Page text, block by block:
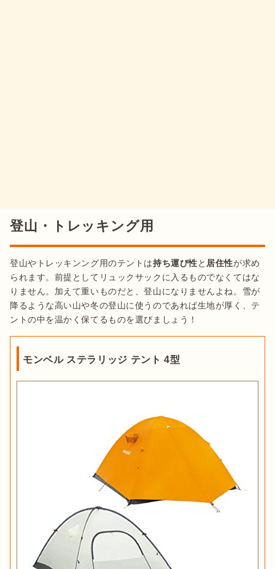
登山・トレッキング用
登山やトレッキンング用のテントは持ち運び性と 居住性が求め
られます。前提としてリュックサックに入るものでなくてはな
りません。加えて重いものだと、登山になりませんよね。雪が
降るような高い山や冬の登山に使うのであれば生地が厚く、テ
ントの中を温かく保てるものを選びましょう！
モンベル ステラリッジ テント 4型